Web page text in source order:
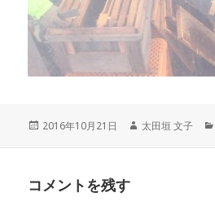
投
2016年10月21日
作
太田垣 文子
コメントを残す